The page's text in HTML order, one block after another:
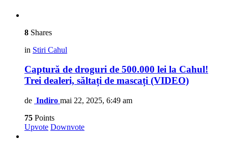
8 Shares
in Stiri Cahul
Captură de droguri de 500.000 lei la Cahul!
Trei dealeri, săltați de mascați (VIDEO)
de Indiro mai 22, 2025, 6:49 am
75 Points
Upvote Downvote